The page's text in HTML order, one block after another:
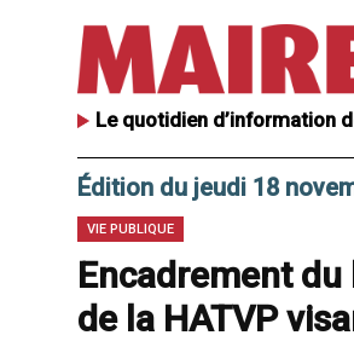
Le quotidien d’information
Édition du jeudi 18
VIE PUBLIQUE
Encadrement
de la HATVP